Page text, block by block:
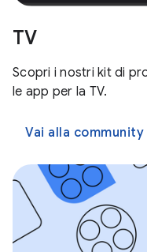
TV
Scopri i nostri kit di
le app per la TV.
Vai alla community